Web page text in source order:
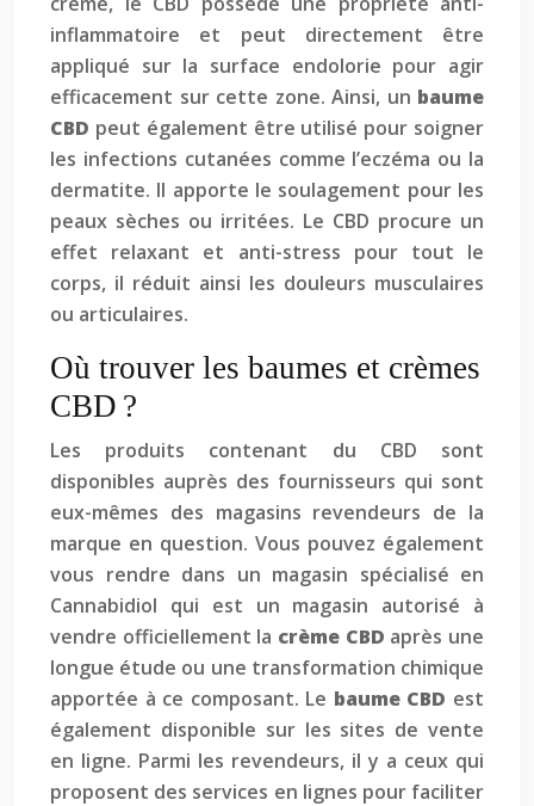
inflammatoire et peut directement être
appliqué sur la surface endolorie pour agir
efficacement sur cette zone. Ainsi, un baume
CBD peut également être utilisé pour soigner
les infections cutanées comme l’eczéma ou la
dermatite. Il apporte le soulagement pour les
peaux sèches ou irritées. Le CBD procure un
effet relaxant et anti-stress pour tout le
corps, il réduit ainsi les douleurs musculaires
ou articulaires.
Où trouver les baumes et crèmes
CBD ?
Les produits contenant du CBD sont
disponibles auprès des fournisseurs qui sont
eux-mêmes des magasins revendeurs de la
marque en question. Vous pouvez également
vous rendre dans un magasin spécialisé en
Cannabidiol qui est un magasin autorisé à
vendre officiellement la crème CBD après une
longue étude ou une transformation chimique
apportée à ce composant. Le baume CBD est
également disponible sur les sites de vente
en ligne. Parmi les revendeurs, il y a ceux qui
proposent des services en lignes pour faciliter